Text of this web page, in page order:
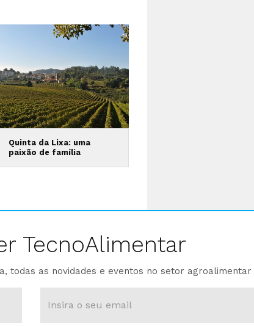
Quinta da Lixa: uma
paixão de família
TecnoAlimentar
todas as novidades e eventos no setor agroalimentar